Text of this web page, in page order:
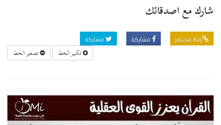
شارك مع اصدقائك
رابط مختصر مشاركة مشاركة
تكبير الخط تصغير الخط